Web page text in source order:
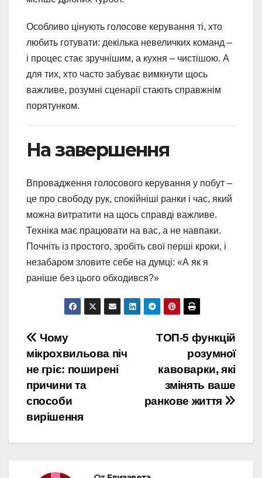
Особливо цінують голосове керування ті, хто
любить готувати: декілька невеличких команд –
і процес стає зручнішим, а кухня – чистішою. А
для тих, хто часто забуває вимкнути щось
важливе, розумні сценарії стають справжнім
порятунком.
На завершення
Впровадження голосового керування у побут –
це про свободу рук, спокійніші ранки і час, який
можна витратити на щось справді важливе.
Техніка має працювати на вас, а не навпаки.
Почніть із простого, зробіть свої перші кроки, і
незабаром зловите себе на думці: «А як я
раніше без цього обходився?»
Навигация
по
записям
ТОП-5 функцій
розумної
кавоварки, які
змінять ваше
ранкове життя
Чому
мікрохвильова піч
не гріє: поширені
причини та
способи
вирішення